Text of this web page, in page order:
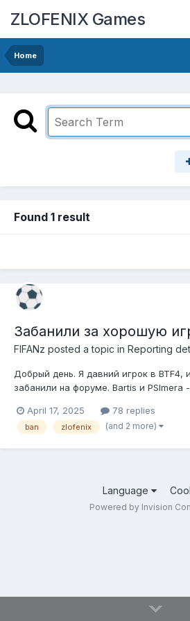
ZLOFENIX Games
Home
Found 1 result
Забанили за хорошую
FIFANz posted a topic in Reporting
Добрый день. Я давний игрок в BTF4,
забанили на форуме. Bartis и PSImera
любым способом, который потребует
самом деле, Bartis и PSImera просто
April 17, 2025 78 replies
ban zlofenix (and 2 more)
Language
Powered by Invision